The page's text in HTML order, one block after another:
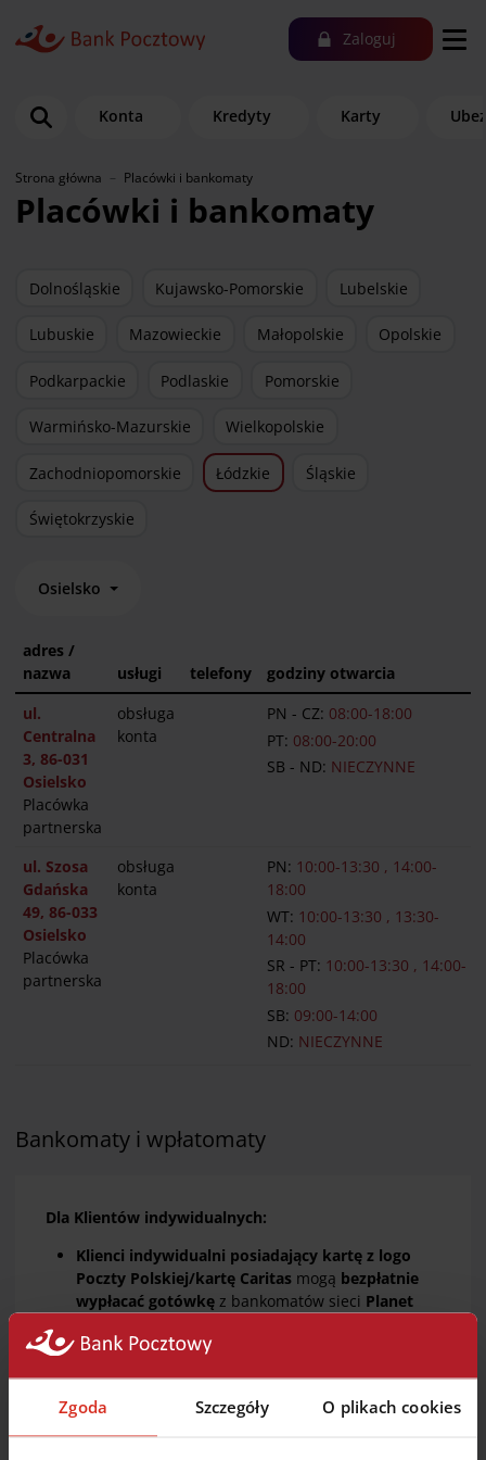
Zgoda Szczegóły O plikach cookies
Zaloguj
Konta Kredyty Karty
Strona główna Placówki i bankomaty
Placówki i bankomaty
Dolnośląskie Kujawsko-Pomorskie Lubelskie
Lubuskie Mazowieckie Małopolskie Opolskie
Podkarpackie Podlaskie Pomorskie
Warmińsko-Mazurskie Wielkopolskie
Zachodniopomorskie Łódzkie Śląskie
Świętokrzyskie
Osielsko
adres /
nazwa
usługi telefony
godziny otwarcia
ul.
Centralna
3, 86-031
Osielsko
Placówka
partnerska
obsługa
konta
PN - CZ: 08:00-18:00
PT: 08:00-20:00
SB - ND: NIECZYNNE
ul. Szosa
Gdańska
49, 86-033
Osielsko
Placówka
partnerska
obsługa
konta
PN: 10:00-13:30 , 14:00-
18:00
WT: 10:00-13:30 , 13:30-
14:00
SR - PT: 10:00-13:30 , 14:00-
18:00
SB: 09:00-14:00
ND: NIECZYNNE
Bankomaty i wpłatomaty
Dla Klientów indywidualnych:
Klienci indywidualni posiadający kartę z logo
Poczty Polskiej/kartę Caritas mogą bezpłatnie
wypłacać gotówkę z bankomatów sieci Planet
w Porządku Start, Konta w Porządku Plus
Infolinii, aktywować abonament na bezprowizyjne
wypłaty gotówki ze wszystkich bankomatów.